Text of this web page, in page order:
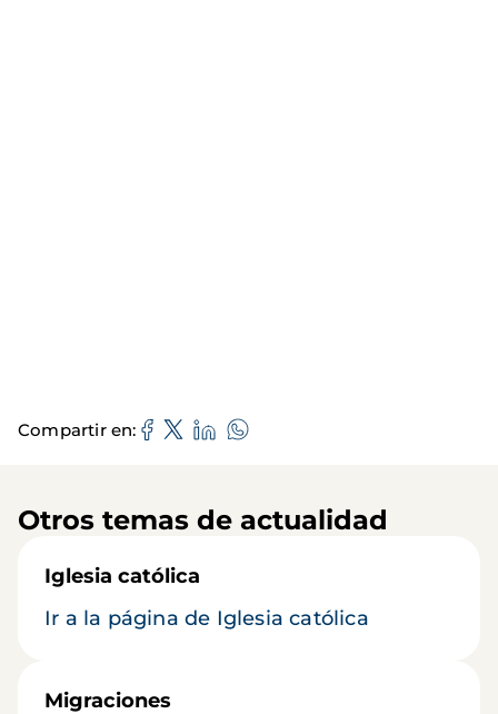
Compartir en
Otros temas de actualidad
Iglesia católica
Ir a la página de Iglesia católica
Migraciones